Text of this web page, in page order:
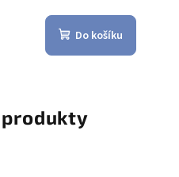
Do košíku
produkty